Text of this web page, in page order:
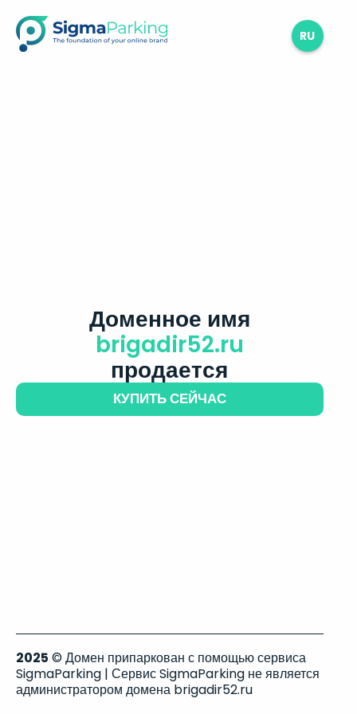
RU
Доменное имя
brigadir52.ru
продается
КУПИТЬ СЕЙЧАС
2025 © Домен припаркован с помощью сервиса
SigmaParking | Сервис SigmaParking не является
администратором домена brigadir52.ru